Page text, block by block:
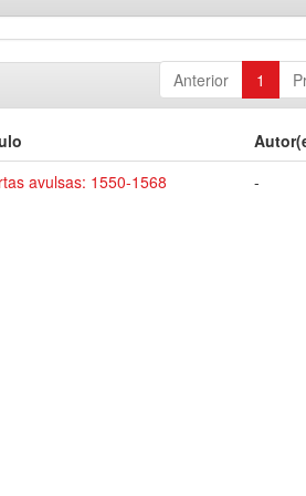
Anterior 1
avulsas: 1550-1568 -